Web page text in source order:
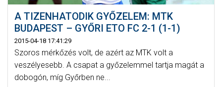
A TIZENHATODIK GYŐZELEM: MTK
BUDAPEST – GYŐRI ETO FC 2-1 (1-1)
2015-04-18 17:41:29
Szoros mérkőzés volt, de azért az MTK volt a
veszélyesebb. A csapat a győzelemmel tartja magát a
dobogón, míg Győrben ne...